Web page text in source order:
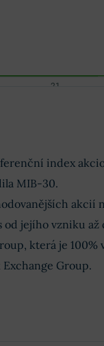
index
MIB-30.
akcií
od jejího vzniku
která je 100%
Group.